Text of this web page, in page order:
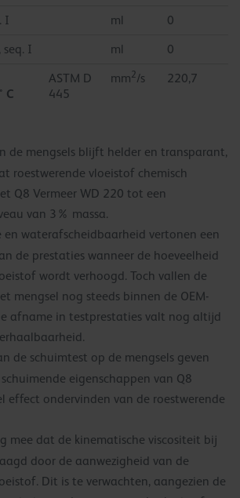
I ml 0
I ml 0
C
ASTM D
445
mm2/s 220,7
de mengsels blijft helder en transparant,
roestwerende vloeistof chemisch
Q8 Vermeer WD 220 tot een
van 3% massa.
en waterafscheidbaarheid vertonen een
de prestaties wanneer de hoeveelheid
wordt verhoogd. Toch vallen de
mengsel nog steeds binnen de OEM-
afname in testprestaties valt nog altijd
de schuimtest op de mengsels geven
eigenschappen van Q8
effect ondervinden van de roestwerende
mee dat de kinematische viscositeit bij
door de aanwezigheid van de
Dit is te verwachten, aangezien de